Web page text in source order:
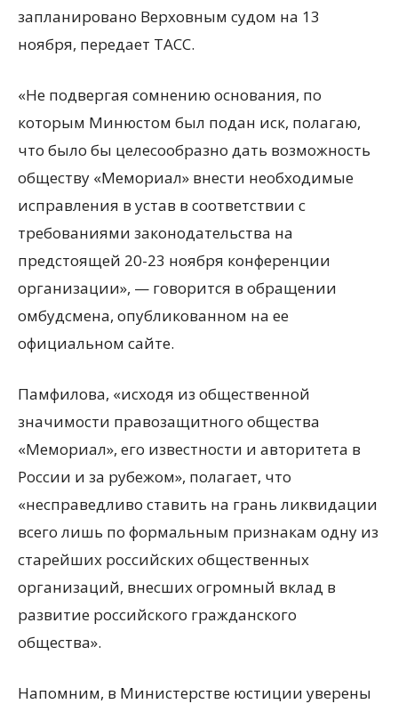
запланировано Верховным судом на 13
ноября, передает ТАСС.
«Не подвергая сомнению основания, по
которым Минюстом был подан иск, полагаю,
что было бы целесообразно дать возможность
обществу «Мемориал» внести необходимые
исправления в устав в соответствии с
требованиями законодательства на
предстоящей 20-23 ноября конференции
организации», — говорится в обращении
омбудсмена, опубликованном на ее
официальном сайте.
Памфилова, «исходя из общественной
значимости правозащитного общества
«Мемориал», его известности и авторитета в
России и за рубежом», полагает, что
«несправедливо ставить на грань ликвидации
всего лишь по формальным признакам одну из
старейших российских общественных
организаций, внесших огромный вклад в
развитие российского гражданского
общества».
Напомним, в Министерстве юстиции уверены